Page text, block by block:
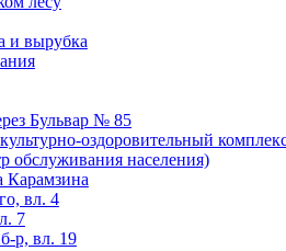
и вырубка
Бульвар № 85
оздоровительный
населения)
Карамзина
вл. 4
7
р, вл. 19